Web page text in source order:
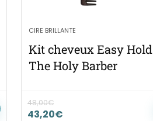
CIRE BRILLANTE
Kit cheveux Easy Hold
The Holy Barber
48,00€
43,20€